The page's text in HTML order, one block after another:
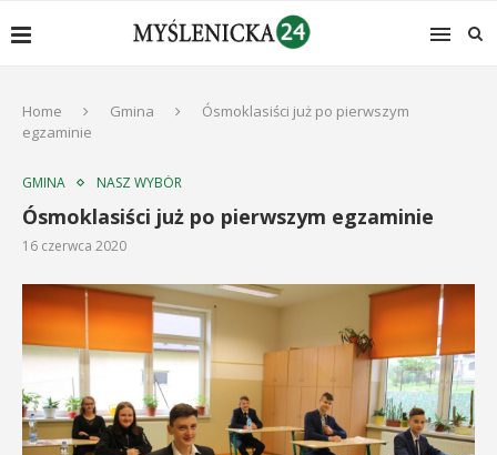
Home Gmina
Ósmoklasiści już po pierwszym
egzaminie
GMINA NASZ WYBÓR
Ósmoklasiści już po pierwszym egzaminie
16 czerwca 2020